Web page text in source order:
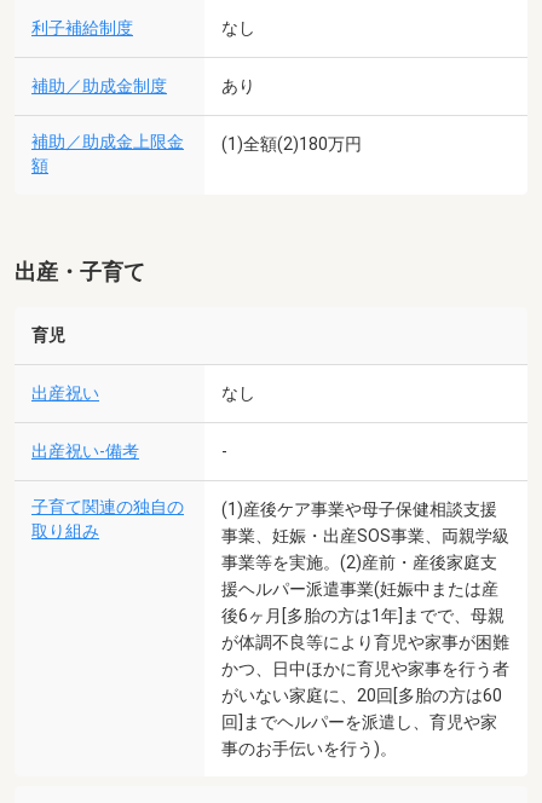
利子補給制度 なし
補助／助成金制度 あり
補助／助成金上限金
額
(1)全額(2)180万円
出産・子育て
育児
出産祝い なし
出産祝い-備考 -
子育て関連の独自の
取り組み
(1)産後ケア事業や母子保健相談支援
事業、妊娠・出産SOS事業、両親学級
事業等を実施。(2)産前・産後家庭支
援ヘルパー派遣事業(妊娠中または産
後6ヶ月[多胎の方は1年]までで、母親
が体調不良等により育児や家事が困難
かつ、日中ほかに育児や家事を行う者
がいない家庭に、20回[多胎の方は60
回]までヘルパーを派遣し、育児や家
事のお手伝いを行う)。